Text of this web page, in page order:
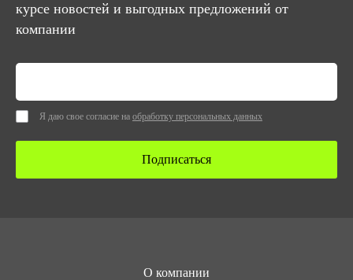
курсе новостей и выгодных предложений от
компании
Я даю свое согласие на обработку персональных данных
Подписаться
О компании